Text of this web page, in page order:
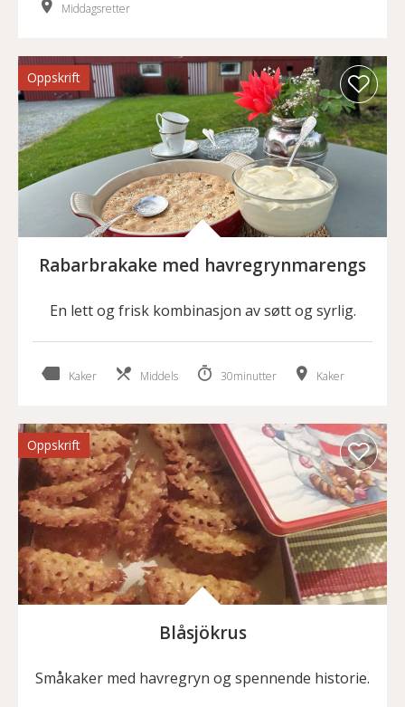
Middagsretter
Oppskrift
Rabarbrakake med havregrynmarengs
En lett og frisk kombinasjon av søtt og syrlig.
Kaker Middels 30minutter Kaker
Oppskrift
Blåsjökrus
Småkaker med havregryn og spennende historie.